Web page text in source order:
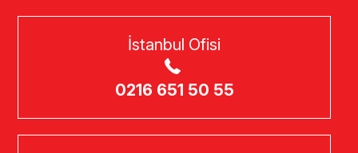
İstanbul Ofisi
0216 651 50 55